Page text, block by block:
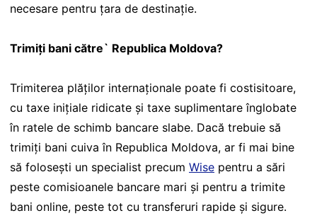
necesare pentru țara de destinație.
Trimiți bani către` Republica Moldova?
Trimiterea plăților internaționale poate fi costisitoare,
cu taxe inițiale ridicate și taxe suplimentare înglobate
în ratele de schimb bancare slabe. Dacă trebuie să
trimiți bani cuiva în Republica Moldova, ar fi mai bine
să folosești un specialist precum Wise pentru a sări
peste comisioanele bancare mari și pentru a trimite
bani online, peste tot cu transferuri rapide și sigure.